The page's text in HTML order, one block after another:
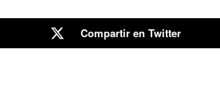
Compartir en Twitter